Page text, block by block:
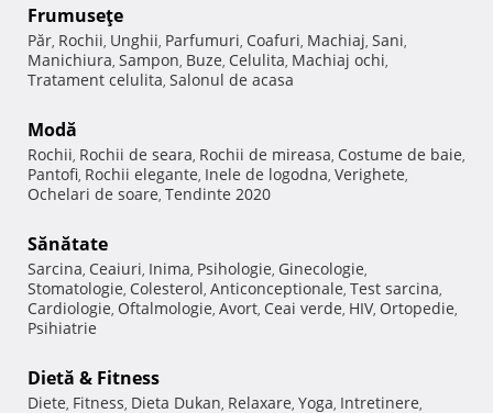
Frumuseţe
Păr, Rochii, Unghii, Parfumuri, Coafuri, Machiaj, Sani,
Manichiura, Sampon, Buze, Celulita, Machiaj ochi,
Tratament celulita, Salonul de acasa
Modă
Rochii, Rochii de seara, Rochii de mireasa, Costume de baie,
Pantofi, Rochii elegante, Inele de logodna, Verighete,
Ochelari de soare, Tendinte 2020
Sănătate
Sarcina, Ceaiuri, Inima, Psihologie, Ginecologie,
Stomatologie, Colesterol, Anticonceptionale, Test sarcina,
Cardiologie, Oftalmologie, Avort, Ceai verde, HIV, Ortopedie,
Psihiatrie
Dietă & Fitness
Diete, Fitness, Dieta Dukan, Relaxare, Yoga, Intretinere,